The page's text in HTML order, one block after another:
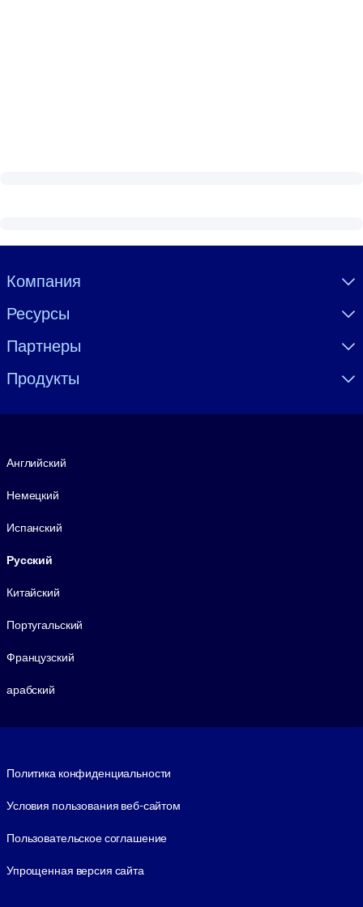
Visually hidden Text
Компания
Ресурсы
Партнеры
Продукты
Английский
Немецкий
Испанский
Русский
Китайский
Португальский
Французский
арабский
Политика конфиденциальности
Условия пользования веб-сайтом
Пользовательское соглашение
Упрощенная версия сайта